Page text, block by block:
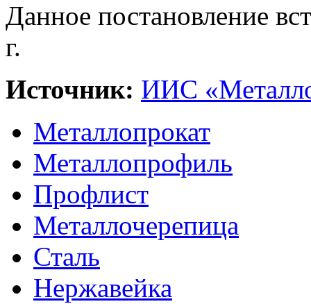
Данное постановление
г.
Источник: ИИС
Металлопрокат
Металлопрофиль
Профлист
Металлочерепица
Сталь
Нержавейка